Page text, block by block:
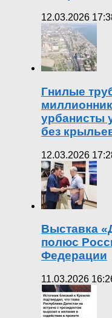
12.03.2026
Гнилые
урбанисты
без
12.03.2026
Выставка
полюс
Федерации
11.03.2026